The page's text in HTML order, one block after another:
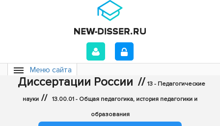
Меню сайта
Диссертации России // 13 - Педагогические
науки // 13.00.01 - Общая педагогика, история педагогики и
образования